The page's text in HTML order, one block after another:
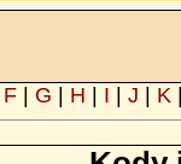
F G H I J K